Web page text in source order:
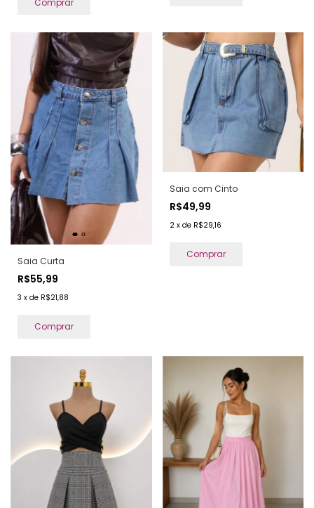
Comprar
Saia Curta
R$55,99
3 x de R$21,88
Comprar
Saia com Cinto
R$49,99
2 x de R$29,16
Comprar